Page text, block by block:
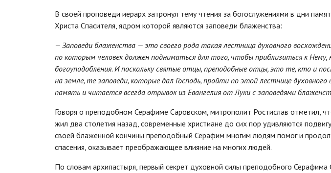
В своей проповеди иерарх затронул тему чтения за богослужениями в дни
Христа Спасителя, ядром которой являются заповеди блаженства:
— Заповеди блаженства — это своего рода такая лестница духовного
по которым человек должен подниматься для того, чтобы приблизиться к Нему,
богоуподобления. И поскольку святые отцы, преподобные отцы, это те, кто и
на земле, те заповеди, которые дал Господь, пройти по этой лестнице
память и читается всегда отрывок из Евангелия от Луки с заповедями
Говоря о преподобном Серафиме Саровском, митрополит Ростислав отметил,
жил два столетия назад, современные христиане до сих пор удивляются
своей блаженной кончины преподобный Серафим многим людям помог и
спасения, оказывает преображающее влияние на многих людей.
По словам архипастыря, первый секрет духовной силы преподобного Серафима